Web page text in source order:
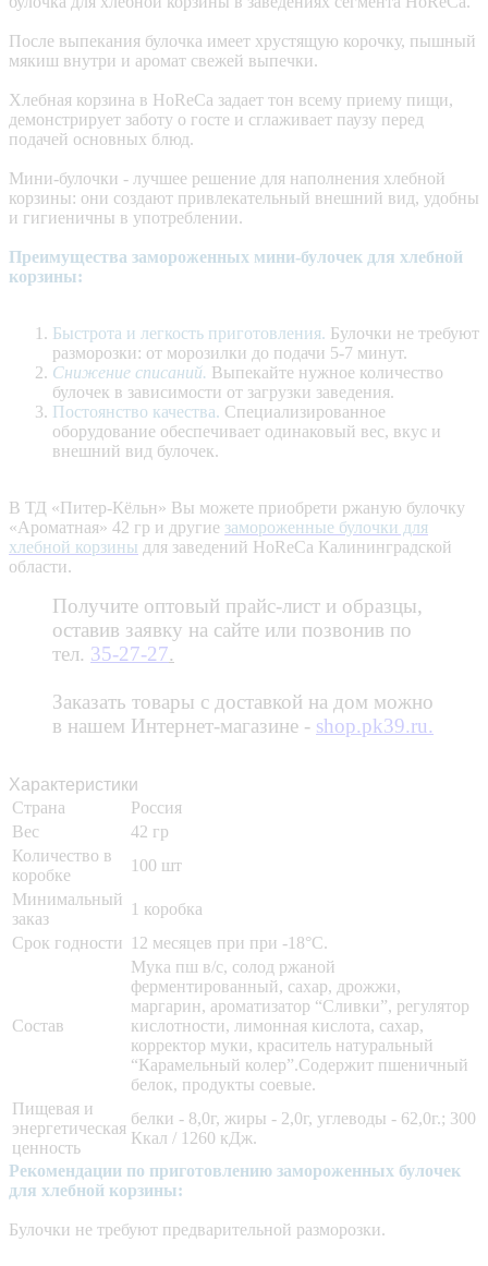
После выпекания булочка имеет хрустящую корочку, пышный
мякиш внутри и аромат свежей выпечки.
Хлебная корзина в HoReCa задает тон всему приему пищи,
демонстрирует заботу о госте и сглаживает паузу перед
подачей основных блюд.
Мини-булочки - лучшее решение для наполнения хлебной
корзины: они создают привлекательный внешний вид, удобны
и гигиеничны в употреблении.
Преимущества замороженных мини-булочек для хлебной
корзины:
Быстрота и легкость приготовления. Булочки не требуют
разморозки: от морозилки до подачи 5-7 минут.
Снижение списаний. Выпекайте нужное количество
булочек в зависимости от загрузки заведения.
Постоянство качества. Специализированное
оборудование обеспечивает одинаковый вес, вкус и
внешний вид булочек.
В ТД «Питер-Кёльн» Вы можете приобрети ржаную булочку
«Ароматная» 42 гр и другие замороженные булочки для
хлебной корзины для заведений HoReCa Калининградской
области.
Получите оптовый прайс-лист и образцы,
оставив заявку на сайте или позвонив по
тел. 35-27-27.
Заказать товары с доставкой на дом можно
в нашем Интернет-магазине - shop.pk39.ru.
Характеристики
Страна
Россия
Вес
42 гр
Количество в
коробке
100 шт
Минимальный
заказ
1 коробка
Срок годности 12 месяцев при при -18°C.
Состав
Мука пш в/с, солод ржаной
ферментированный, сахар, дрожжи,
маргарин, ароматизатор “Сливки”, регулятор
кислотности, лимонная кислота, сахар,
корректор муки, краситель натуральный
“Карамельный колер”.Содержит пшеничный
белок, продукты соевые.
Пищевая и
энергетическая
ценность
белки - 8,0г, жиры - 2,0г, углеводы - 62,0г.; 300
Ккал / 1260 кДж.
Рекомендации по приготовлению замороженных булочек
для хлебной корзины:
Булочки не требуют предварительной разморозки.